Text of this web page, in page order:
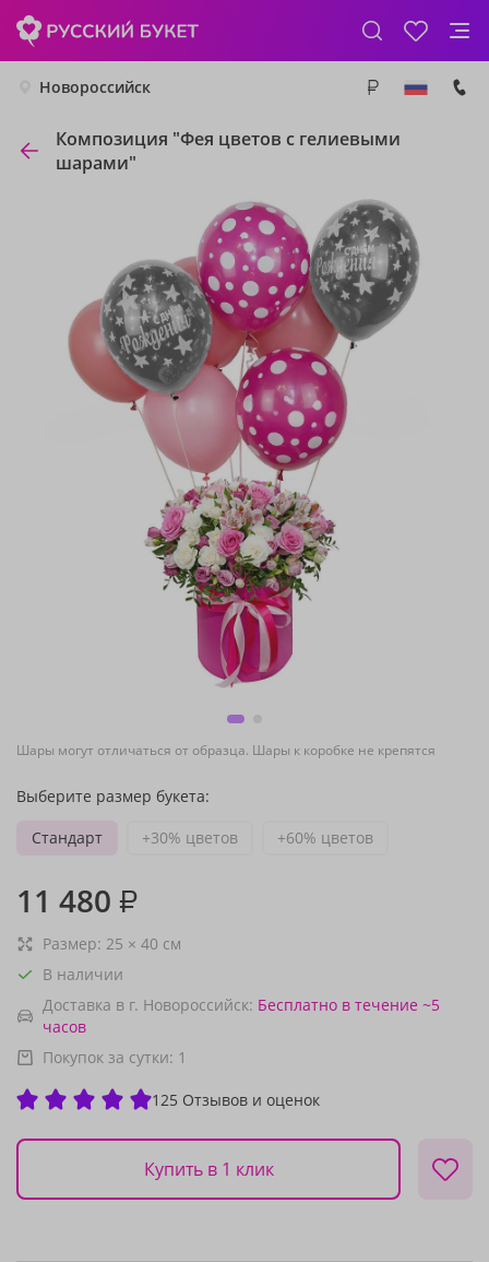
Новороссийск
Композиция "Фея цветов с гелиевыми
шарами"
Шары могут отличаться от образца. Шары к коробке не крепятся
Выберите размер букета:
Стандарт
+30% цветов +60% цветов
11 480 ₽
Размер: 25 × 40 см
В наличии
Доставка в г. Новороссийск: Бесплатно в течение ~5
часов
Покупок за сутки: 1
125 Отзывов и оценок
Купить в 1 клик